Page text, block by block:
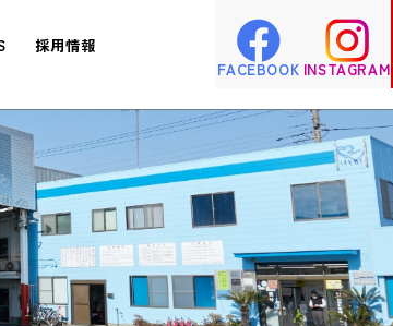
採用情報
FACEBOOK INSTAGRAM